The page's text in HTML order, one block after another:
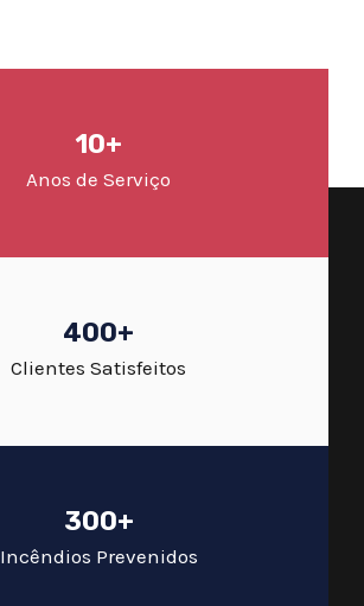
10+
Anos de Serviço
400+
Clientes Satisfeitos
300+
Incêndios Prevenidos